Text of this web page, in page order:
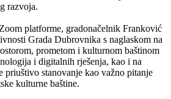
razvoja.
platforme, gradonačelnik Franković
Grada Dubrovnika s naglaskom na
prometom i kulturnom baštinom
i digitalnih rješenja, kao i na
priuštivo stanovanje kao važno pitanje
kulturne baštine.